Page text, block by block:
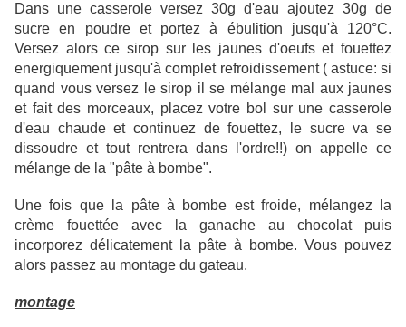
Dans une casserole versez 30g d'eau ajoutez 30g de
sucre en poudre et portez à ébulition jusqu'à 120°C.
Versez alors ce sirop sur les jaunes d'oeufs et fouettez
energiquement jusqu'à complet refroidissement ( astuce: si
quand vous versez le sirop il se mélange mal aux jaunes
et fait des morceaux, placez votre bol sur une casserole
d'eau chaude et continuez de fouettez, le sucre va se
dissoudre et tout rentrera dans l'ordre!!) on appelle ce
mélange de la "pâte à bombe".
Une fois que la pâte à bombe est froide, mélangez la
crème fouettée avec la ganache au chocolat puis
incorporez délicatement la pâte à bombe. Vous pouvez
alors passez au montage du gateau.
montage